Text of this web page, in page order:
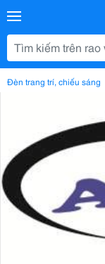
Đèn trang trí, chiếu sáng